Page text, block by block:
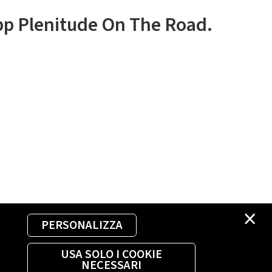
×
PERSONALIZZA
USA SOLO I COOKIE
NECESSARI
Plenitude On The Road.